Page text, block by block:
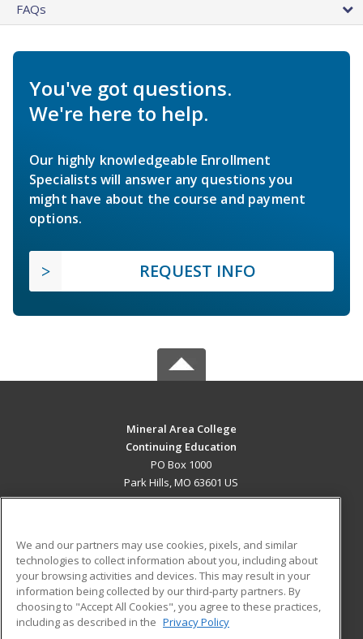
FAQs
You've got questions.
We're here to help.
Our highly knowledgeable Enrollment
Specialists will answer any questions you
might have about the course and payment
options.
REQUEST INFO
Mineral Area College
Continuing Education
PO Box 1000
Park Hills, MO 63601 US
ADDITIONAL RESOURCES
Military
Financial Assistance
Help
Student Blog
We and our partners may use cookies, pixels, and similar
technologies to collect information about you, including about
your browsing activities and devices. This may result in your
information being collected by our third-party partners. By
choosing to "Accept All Cookies", you agree to these practices,
including as described in the Privacy Policy